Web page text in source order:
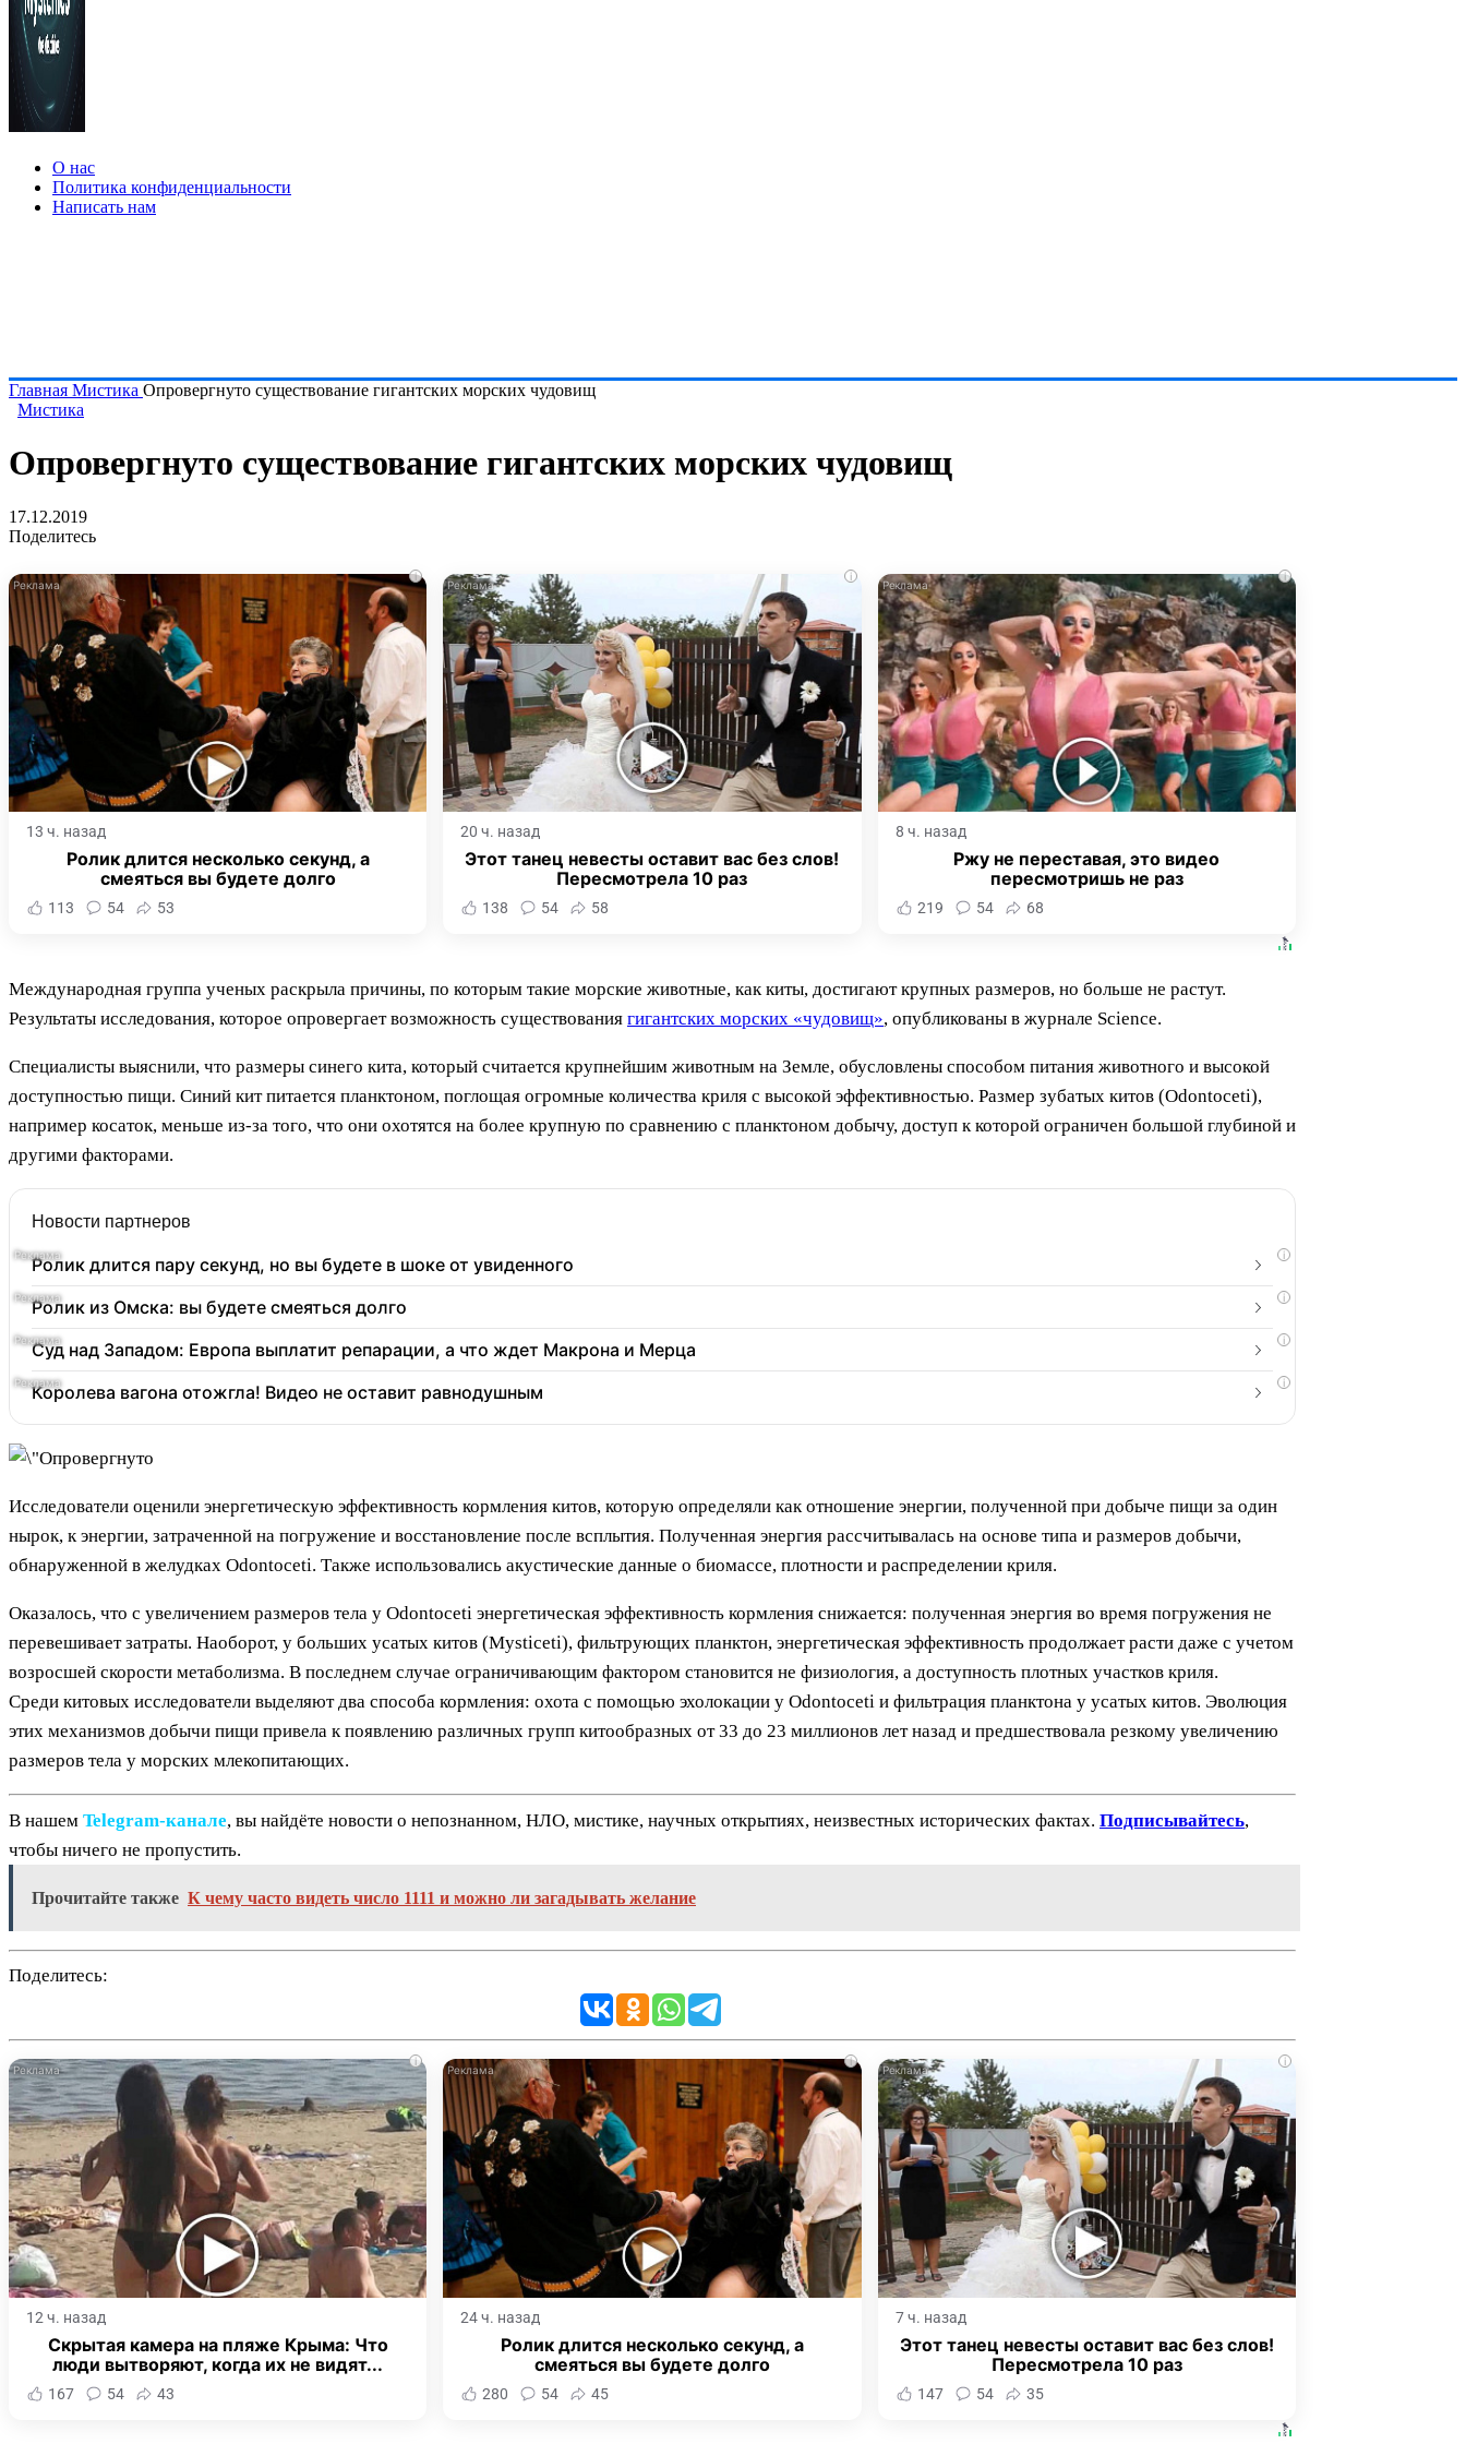
О нас
Политика конфиденциальности
Написать нам
Главная Мистика Опровергнуто существование гигантских морских чудовищ
Мистика
Опровергнуто существование гигантских морских чудовищ
17.12.2019
Поделитесь
i
13 ч. назад
Ролик длится несколько секунд, а
смеяться вы будете долго
113 54 53
i
20 ч. назад
Этот танец невесты оставит вас без слов!
Пересмотрела 10 раз
138 54 58
i
8 ч. назад
Ржу не переставая, это видео
пересмотришь не раз
219 54 68
Международная группа ученых раскрыла причины, по которым такие морские животные, как киты, достигают крупных размеров, но больше не растут.
Результаты исследования, которое опровергает возможность существования гигантских морских «чудовищ», опубликованы в журнале Science.
Специалисты выяснили, что размеры синего кита, который считается крупнейшим животным на Земле, обусловлены способом питания животного и высокой
доступностью пищи. Синий кит питается планктоном, поглощая огромные количества криля с высокой эффективностью. Размер зубатых китов (Odontoceti),
например косаток, меньше из-за того, что они охотятся на более крупную по сравнению с планктоном добычу, доступ к которой ограничен большой глубиной и
другими факторами.
Новости партнеров
i
Ролик длится пару секунд, но вы будете в шоке от увиденного
i
Ролик из Омска: вы будете смеяться долго
i
Суд над Западом: Европа выплатит репарации, а что ждет Макрона и Мерца
i
Королева вагона отожгла! Видео не оставит равнодушным
Исследователи оценили энергетическую эффективность кормления китов, которую определяли как отношение энергии, полученной при добыче пищи за один
нырок, к энергии, затраченной на погружение и восстановление после всплытия. Полученная энергия рассчитывалась на основе типа и размеров добычи,
обнаруженной в желудках Odontoceti. Также использовались акустические данные о биомассе, плотности и распределении криля.
Оказалось, что с увеличением размеров тела у Odontoceti энергетическая эффективность кормления снижается: полученная энергия во время погружения не
перевешивает затраты. Наоборот, у больших усатых китов (Mysticeti), фильтрующих планктон, энергетическая эффективность продолжает расти даже с учетом
возросшей скорости метаболизма. В последнем случае ограничивающим фактором становится не физиология, а доступность плотных участков криля.
Среди китовых исследователи выделяют два способа кормления: охота с помощью эхолокации у Odontoceti и фильтрация планктона у усатых китов. Эволюция
этих механизмов добычи пищи привела к появлению различных групп китообразных от 33 до 23 миллионов лет назад и предшествовала резкому увеличению
размеров тела у морских млекопитающих.
В нашем Telegram‑канале, вы найдёте новости о непознанном, НЛО, мистике, научных открытиях, неизвестных исторических фактах. Подписывайтесь,
чтобы ничего не пропустить.
Прочитайте также К чему часто видеть число 1111 и можно ли загадывать желание
Поделитесь:
i
12 ч. назад
Скрытая камера на пляже Крыма: Что
люди вытворяют, когда их не видят...
167 54 43
i
24 ч. назад
Ролик длится несколько секунд, а
смеяться вы будете долго
280 54 45
i
7 ч. назад
Этот танец невесты оставит вас без слов!
Пересмотрела 10 раз
147 54 35